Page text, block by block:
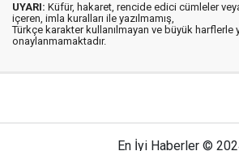
UYARI: Küfür, hakaret, rencide edici cümleler
içeren, imla kuralları ile yazılmamış,
Türkçe karakter kullanılmayan ve büyük harflerle
onaylanmamaktadır.
En İyi Haberler ©